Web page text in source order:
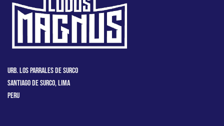
Urb. Los Parrales de Surco
Santiago de Surco, Lima
Peru